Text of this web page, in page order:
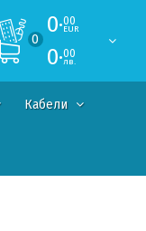
0
0·00
EUR
0·00
лв.
Кабели